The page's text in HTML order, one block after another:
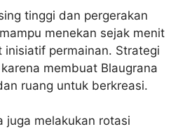
tinggi dan pergerakan
menekan sejak menit
inisiatif permainan. Strategi
membuat Blaugrana
ruang untuk berkreasi.
juga melakukan rotasi